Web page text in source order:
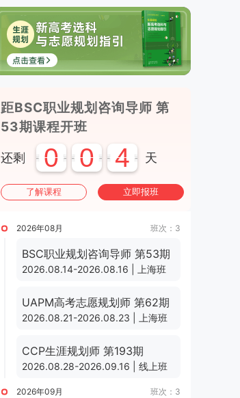
距BSC职业规划咨询导师 第
53期课程开班
还剩 0 0 4 天
了解课程 立即报班
班次：3
2026年08月
BSC职业规划咨询导师 第53期
2026.08.14-2026.08.16 | 上海班
UAPM高考志愿规划师 第62期
2026.08.21-2026.08.23 | 上海班
CCP生涯规划师 第193期
2026.08.28-2026.09.16 | 线上班
班次：3
2026年09月